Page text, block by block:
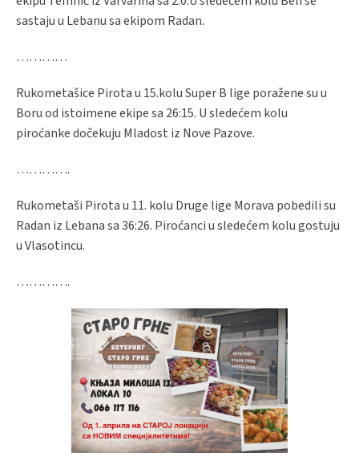
sastaju u Lebanu sa ekipom Radan.
…………
Rukometašice Pirota u 15.kolu Super B lige poražene su u
Boru od istoimene ekipe sa 26:15. U sledećem kolu
piroćanke dočekuju Mladost iz Nove Pazove.
………….
Rukometaši Pirota u 11. kolu Druge lige Morava pobedili su
Radan iz Lebana sa 36:26. Piroćanci u sledećem kolu gostuju
u Vlasotincu.
………….